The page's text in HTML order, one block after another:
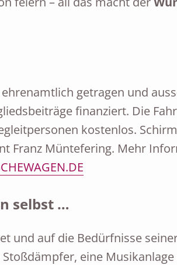
getragen und
finanziert. Die
kostenlos.
Franz Müntefering. Mehr
selbst …
und auf die Bedürfnisse
eine